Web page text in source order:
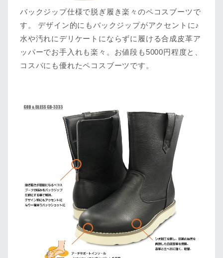
バックジップ仕様で脱ぎ履き楽々のペコスブーツで
す。 デザイン的にもバックジップがアクセントに♪
水や汚れにデリケートにならずに履ける合成皮革ア
ッパーでお手入れも楽々。お値段も5000円程度と、
コスパにも優れたペコスブーツです。